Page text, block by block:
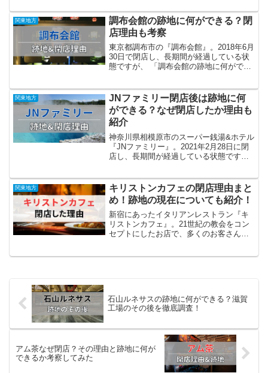
店が閉店と、ほぼ同じタイミングで2店舗
が閉店し...
関東地方
調布会館の跡地に何ができる？閉
店理由も考察
東京都調布市の『調布会館』。2018年6月
30日で閉店し、長期間が経過している状
態ですが、 「調布会館の跡地に何ができ
多いはず。当サイトが調査した結果を簡
単にまとめる...
関東地方
JNファミリー閉店後は跡地に何
ができる？なぜ閉店したか理由も
紹介
神奈川県相模原市のスーパー銭湯&ホテル
『JNファミリー』。2021年2月28日に閉
店し、長期間が経過している状態です
が知りたい」といった疑問を持つ人は多
いはず。当...
関東地方
キリストンカフェの閉店理由まと
め！跡地の現在についても紹介！
新宿にあったイタリアンレストラン『キ
リストンカフェ』。21世紀の教会をコン
セプトにしたお店で、多くのお客さんに
石山ルネサスの跡地に何ができる？滋賀
工場のその後を徹底調査！
アム茶なぜ閉店？その理由と跡地に何が
できるか考察してみた